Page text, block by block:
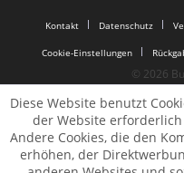
Kontakt Datenschutz
Cookie-Einstellungen
© 2026
Diese Website benutzt
der Website
Andere Cookies, die den
erhöhen, der